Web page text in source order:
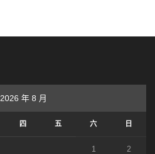
2026 年 8 月
四 五 六 日
1 2